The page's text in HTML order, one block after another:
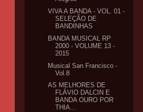
VIVA A BANDA - VOL. 01 -
SELEÇÃO DE
BANDINHAS
BANDA MUSICAL RP
2000 - VOLUME 13 -
2015
Musical San Francisco -
Vol.8
AS MELHORES DE
FLÁVIO DALCIN E
BANDA OURO POR
THIA...